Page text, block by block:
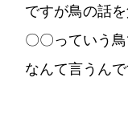
ですが鳥の話を
〇〇っていう
なんて言うん